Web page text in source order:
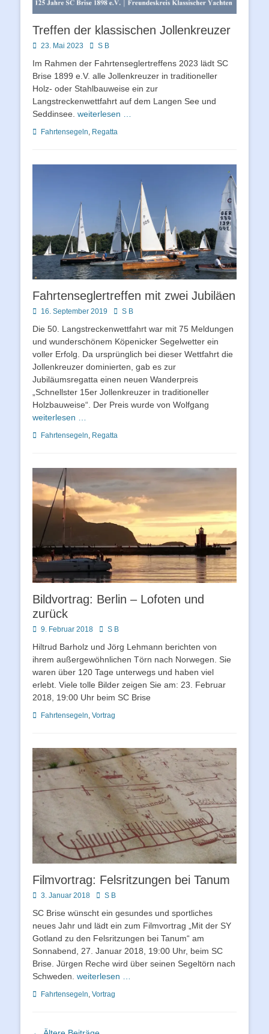
Treffen der klassischen Jollenkreuzer
Posted
23. Mai 2023 Autor
S B
Im Rahmen der Fahrtenseglertreffens 2023 lädt SC
Brise 1899 e.V. alle Jollenkreuzer in traditioneller
Holz- oder Stahlbauweise ein zur
Langstreckenwettfahrt auf dem Langen See und
Seddinsee. weiterlesen …
Schlagworte
Fahrtensegeln Regatta
Fahrtenseglertreffen mit zwei Jubiläen
Posted
16. September 2019 Autor
S B
Die 50. Langstreckenwettfahrt war mit 75 Meldungen
und wunderschönem Köpenicker Segelwetter ein
voller Erfolg. Da ursprünglich bei dieser Wettfahrt die
Jollenkreuzer dominierten, gab es zur
Jubiläumsregatta einen neuen Wanderpreis
„Schnellster 15er Jollenkreuzer in traditioneller
Holzbauweise“. Der Preis wurde von Wolfgang
weiterlesen …
Schlagworte
Fahrtensegeln, Regatta
Bildvortrag: Berlin – Lofoten und
zurück
Posted
9. Februar 2018 Autor
S B
Hiltrud Barholz und Jörg Lehmann berichten von
ihrem außergewöhnlichen Törn nach Norwegen. Sie
waren über 120 Tage unterwegs und haben viel
erlebt. Viele tolle Bilder zeigen Sie am: 23. Februar
2018, 19:00 Uhr beim SC Brise
Schlagworte
Fahrtensegeln, Vortrag
Filmvortrag: Felsritzungen bei Tanum
Posted
3. Januar 2018 Autor
S B
SC Brise wünscht ein gesundes und sportliches
neues Jahr und lädt ein zum Filmvortrag „Mit der SY
Gotland zu den Felsritzungen bei Tanum“ am
Sonnabend, 27. Januar 2018, 19:00 Uhr, beim SC
Brise. Jürgen Reche wird über seinen Segeltörn nach
Schweden. weiterlesen …
Schlagworte
Fahrtensegeln Vortrag